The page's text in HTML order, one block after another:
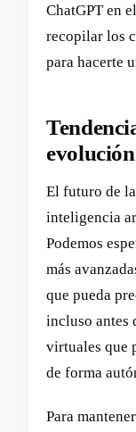
ChatGPT en
recopilar los
para hacerte
El futuro de
inteligencia
Podemos
más
que pueda
incluso antes
virtuales que
de forma
Para